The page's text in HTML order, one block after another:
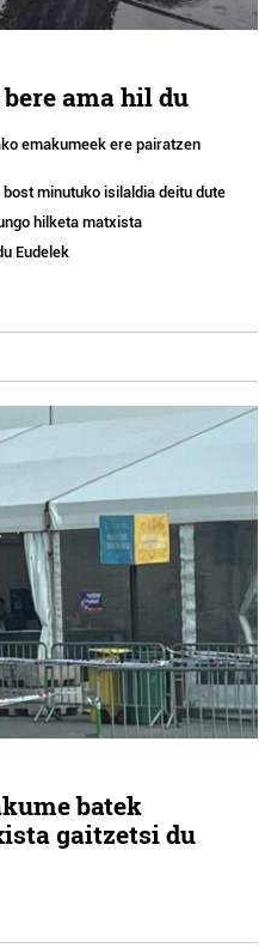
ama hil du
emakumeek ere pairatzen
minutuko isilaldia deitu dute
hilketa matxista
Eudelek
batek
gaitzetsi du